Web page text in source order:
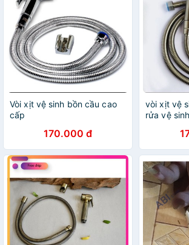
Vòi xịt vệ sinh bồn cầu cao
cấp
170.000 đ
vòi xịt vệ
rửa vệ